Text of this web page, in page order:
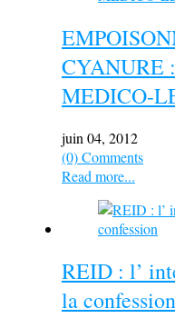
CYANURE
MEDICO-
juin 04, 2012
(0) Comments
Read more...
REID : l’
la confession